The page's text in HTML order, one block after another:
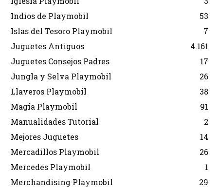
Indios de Playmobil
53
Islas del Tesoro Playmobil
7
Juguetes Antiguos
4.161
Juguetes Consejos Padres
17
Jungla y Selva Playmobil
26
Llaveros Playmobil
38
Magia Playmobil
91
Manualidades Tutorial
2
Mejores Juguetes
14
Mercadillos Playmobil
26
Mercedes Playmobil
1
Merchandising Playmobil
29